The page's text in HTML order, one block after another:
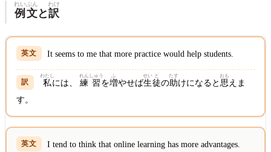
例
れい
文
ぶん
と訳
わけ
It seems to me that more practice would help students.
私
わたし
には、練
れん
習
しゅう
を増
ふ
やせば生
せい
徒
と
の助
たす
けになると思
おも
えま
す。
I tend to think that online learning has more advantages.